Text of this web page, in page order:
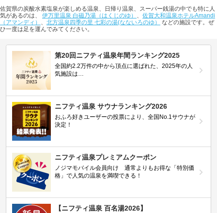
佐賀県の炭酸水素塩泉が楽しめる温泉、日帰り温泉、スーパー銭湯の中でも特に人
気があるのは、 伊万里温泉 白磁乃湯（はくじのゆ） 、 佐賀大和温泉ホテルAmandi
（アマンディ） 、 北方温泉四季の里 七彩の湯(なないろのゆ）
などの施設です。ぜ
ひ一度は足を運んでみてください。
第20回ニフティ温泉年間ランキング2025
全国約2.2万件の中から頂点に選ばれた、2025年の人
気施設は…
ニフティ温泉 サウナランキング2026
おふろ好きユーザーの投票により、全国No.1サウナが
決定！
ニフティ温泉プレミアムクーポン
ノジマモバイル会員向け 通常よりもお得な「特別価
格」で人気の温泉を満喫できる！
【ニフティ温泉 百名湯2026】